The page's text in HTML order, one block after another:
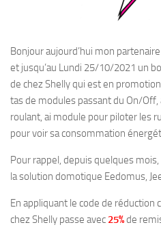
Bonjour aujourd’hui mon
et jusqu’au Lundi 25/10/2021 un
de chez Shelly qui est en
tas de modules passant du On/
roulant, ai module pour piloter les
pour voir sa consommation
Pour rappel, depuis quelques
la solution domotique Eedomus,
En appliquant le code de
chez Shelly passe avec 25%de